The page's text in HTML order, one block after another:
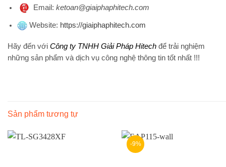
Email: ketoan@giaiphaphitech.com
Website: https://giaiphaphitech.com
Hãy đến với Công ty TNHH Giải Pháp Hitech để trải nghiệm
những sản phẩm và dịch vụ công nghệ thông tin tốt nhất !!!
Sản phẩm tương tự
-9%